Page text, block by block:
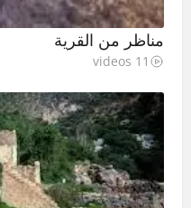
مناظر من القرية
11 videos